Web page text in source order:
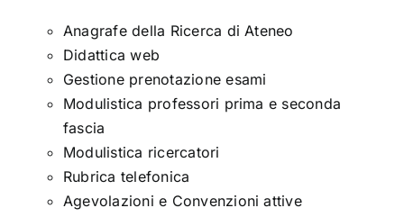
Anagrafe della Ricerca di Ateneo
Didattica web
Gestione prenotazione esami
Modulistica professori prima e seconda
fascia
Modulistica ricercatori
Rubrica telefonica
Agevolazioni e Convenzioni attive